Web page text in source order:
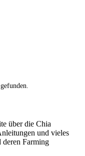
über die Chia
und vieles
Farming